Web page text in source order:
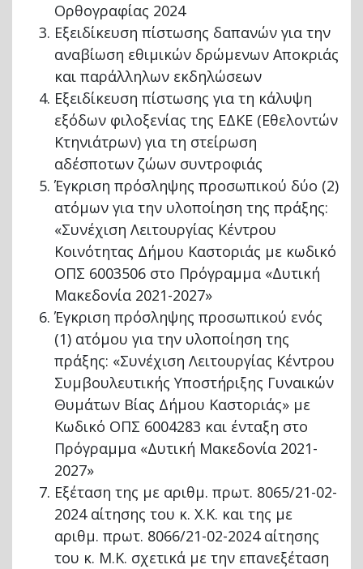
Ορθογραφίας 2024
Εξειδίκευση πίστωσης δαπανών για την
αναβίωση εθιμικών δρώμενων Αποκριάς
και παράλληλων εκδηλώσεων
Εξειδίκευση πίστωσης για τη κάλυψη
εξόδων φιλοξενίας της ΕΔΚΕ (Εθελοντών
Κτηνιάτρων) για τη στείρωση
αδέσποτων ζώων συντροφιάς
Έγκριση πρόσληψης προσωπικού δύο (2)
ατόμων για την υλοποίηση της πράξης:
«Συνέχιση Λειτουργίας Κέντρου
Κοινότητας Δήμου Καστοριάς με κωδικό
ΟΠΣ 6003506 στο Πρόγραμμα «Δυτική
Μακεδονία 2021-2027»
Έγκριση πρόσληψης προσωπικού ενός
(1) ατόμου για την υλοποίηση της
πράξης: «Συνέχιση Λειτουργίας Κέντρου
Συμβουλευτικής Υποστήριξης Γυναικών
Θυμάτων Βίας Δήμου Καστοριάς» με
Κωδικό ΟΠΣ 6004283 και ένταξη στο
Πρόγραμμα «Δυτική Μακεδονία 2021-
2027»
Εξέταση της με αριθμ. πρωτ. 8065/21-02-
2024 αίτησης του κ. Χ.Κ. και της με
αριθμ. πρωτ. 8066/21-02-2024 αίτησης
του κ. Μ.Κ. σχετικά με την επανεξέταση